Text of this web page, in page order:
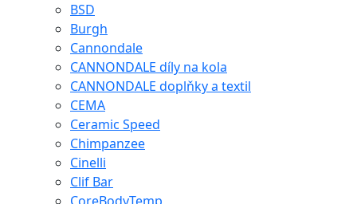
BSD
Burgh
Cannondale
CANNONDALE díly na kola
CANNONDALE doplňky a textil
CEMA
Ceramic Speed
Chimpanzee
Cinelli
Clif Bar